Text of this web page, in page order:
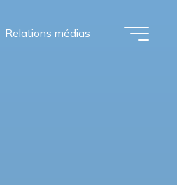
Relations médias